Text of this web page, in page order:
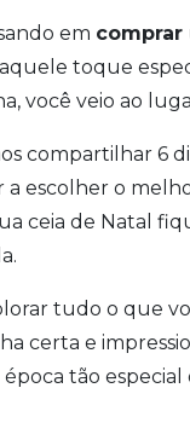
em comprar
toque
você veio ao
compartilhar 6
a escolher o
ceia de Natal
tudo o que
certa e
tão especial